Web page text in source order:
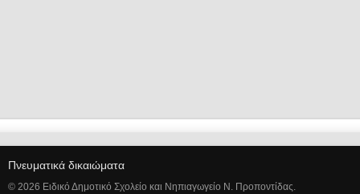
Πνευματικά δικαιώματα
© 2026 Ειδικό Δημοτικό Σχολείο και Νηπιαγωγείο Ν. Προποντίδας.